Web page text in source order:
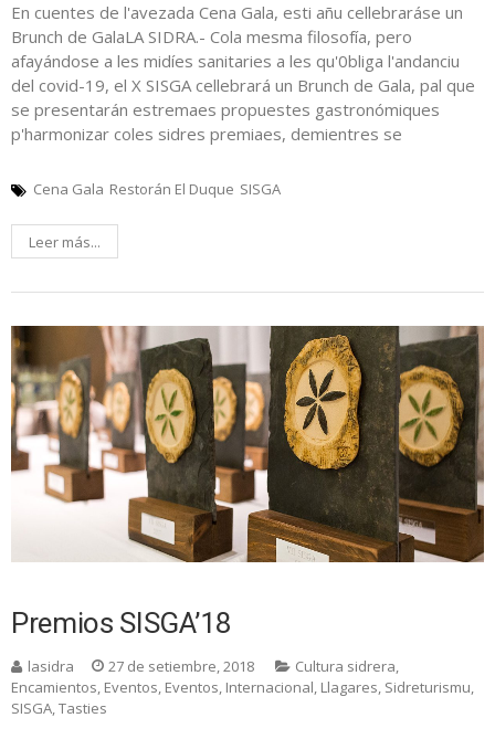
En cuentes de l'avezada Cena Gala, esti añu cellebraráse un
Brunch de GalaLA SIDRA.- Cola mesma filosofía, pero
afayándose a les midíes sanitaries a les qu'0bliga l'andanciu
del covid-19, el X SISGA cellebrará un Brunch de Gala, pal que
se presentarán estremaes propuestes gastronómiques
p'harmonizar coles sidres premiaes, demientres se
Cena Gala Restorán El Duque SISGA
Leer más...
Premios SISGA’18
lasidra 27 de setiembre, 2018 Cultura sidrera,
Encamientos, Eventos, Eventos, Internacional, Llagares, Sidreturismu,
SISGA,Tasties